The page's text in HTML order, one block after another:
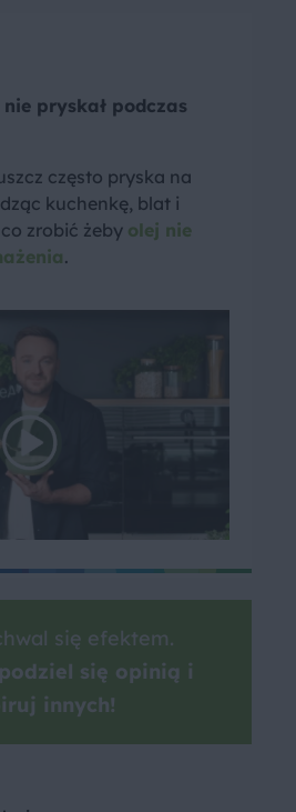
pryskał podczas
często pryska na
kuchenkę, blat i
zrobić żeby olej nie
.
się efektem.
się opinią i
innych!